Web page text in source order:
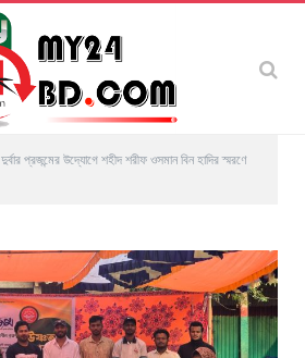
দুর্বার প্রজন্মের উদ্যোগে শহীদ শরীফ ওসমান বিন হাদির স্মরণে